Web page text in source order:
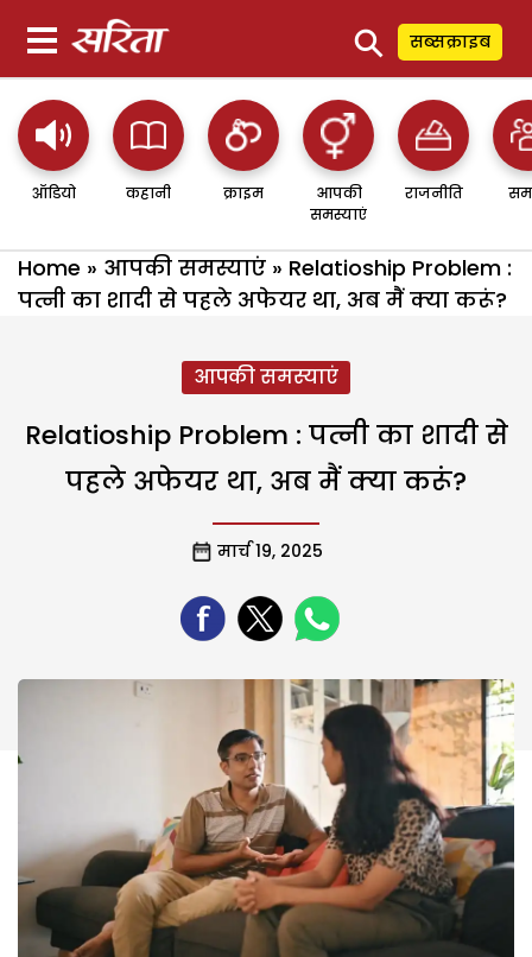
⚲ सब्सक्राइब
ऑडियो कहानी क्राइम
आपकी
समस्याएं
राजनीति
Home » आपकी समस्याएं » Relatioship Problem :
पत्नी का शादी से पहले अफेयर था, अब मैं क्या करूं?
आपकी समस्याएं
Relatioship Problem : पत्नी का शादी से
पहले अफेयर था, अब मैं क्या करूं?
मार्च 19, 2025